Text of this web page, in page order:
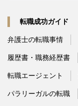
転職成功ガイド
弁護士の転職事情
履歴書・職務経歴書
転職エージェント
パラリーガルの転職